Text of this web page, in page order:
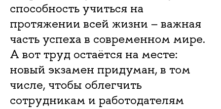
способность учиться на
протяжении всей жизни – важная
часть успеха в современном мире.
А вот труд остаётся на месте:
новый экзамен придуман, в том
числе, чтобы облегчить
сотрудникам и работодателям